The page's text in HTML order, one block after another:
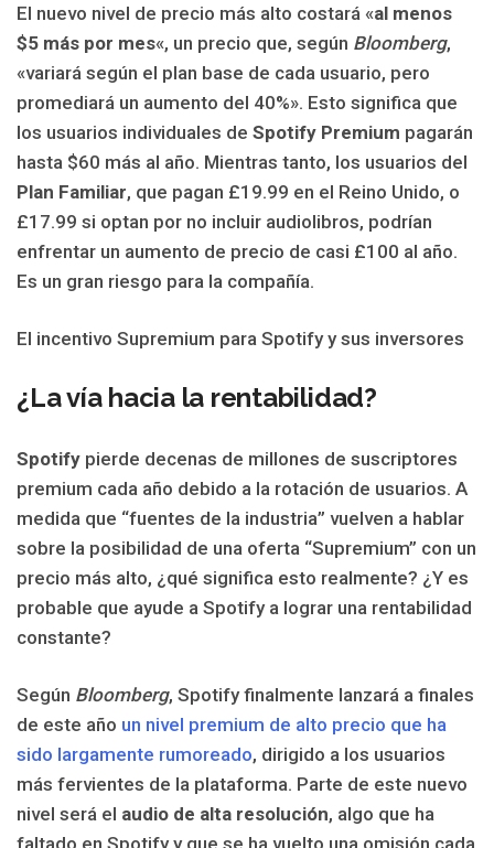
El nuevo nivel de precio más alto costará «al menos
$5 más por mes«, un precio que, según Bloomberg,
«variará según el plan base de cada usuario, pero
promediará un aumento del 40%». Esto significa que
los usuarios individuales de Spotify Premium pagarán
hasta $60 más al año. Mientras tanto, los usuarios del
Plan Familiar, que pagan £19.99 en el Reino Unido, o
£17.99 si optan por no incluir audiolibros, podrían
enfrentar un aumento de precio de casi £100 al año.
Es un gran riesgo para la compañía.
El incentivo Supremium para Spotify y sus inversores
¿La vía hacia la rentabilidad?
Spotify pierde decenas de millones de suscriptores
premium cada año debido a la rotación de usuarios. A
medida que “fuentes de la industria” vuelven a hablar
sobre la posibilidad de una oferta “Supremium” con un
precio más alto, ¿qué significa esto realmente? ¿Y es
probable que ayude a Spotify a lograr una rentabilidad
constante?
Según Bloomberg, Spotify finalmente lanzará a finales
de este año un nivel premium de alto precio que ha
sido largamente rumoreado, dirigido a los usuarios
más fervientes de la plataforma. Parte de este nuevo
nivel será el audio de alta resolución, algo que ha